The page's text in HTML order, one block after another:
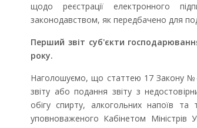
щодо реєстрації електронного
законодавством, як передбачено для
Перший звіт суб'єкти
року.
Наголошуємо, що статтею 17 Закону
звіту або подання звіту з
обігу спирту, алкогольних напоїв
уповноваженого Кабінетом Міністрів
Чехію